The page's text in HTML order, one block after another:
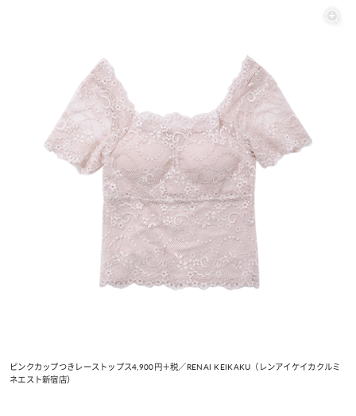
ピンクカップつきレーストップス4,900円＋税／RENAI KEIKAKU（レンアイケイカクルミ
ネエスト新宿店）